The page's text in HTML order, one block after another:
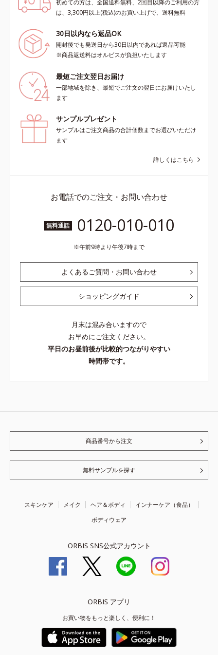
初めての方は、全国送料無料、2回目以降のご利用の方
は、3,300円以上(税込)のお買い上げで、送料無料
30日以内なら返品OK
開封後でも発送日から30日以内であれば返品可能
※商品返送料はオルビスが負担いたします
最短ご注文翌日お届け
一部地域を除き、最短でご注文の翌日にお届けいたし
ます
サンプルプレゼント
サンプルはご注文商品の合計個数までお選びいただけ
ます
詳しくはこちら
お電話でのご注文・お問い合わせ
無料通話 0120-010-010
午前9時より午後7時まで
よくあるご質問・お問い合わせ
ショッピングガイド
月末は混み合いますので
お早めにご注文ください。
平日のお昼前後が比較的つながりやすい
時間帯です。
商品番号から注文
無料サンプルを探す
スキンケア メイク ヘア＆ボディ
インナーケア（食品）
ボディウェア
ORBIS SNS公式アカウント
ORBIS アプリ
お買い物をもっと楽しく、便利に！